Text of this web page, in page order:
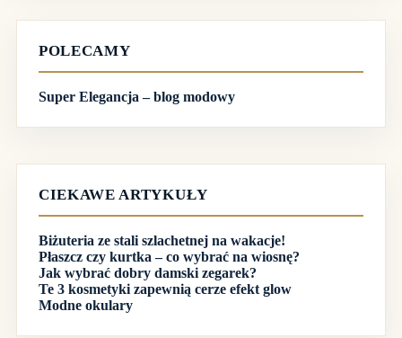
POLECAMY
Super Elegancja – blog modowy
CIEKAWE ARTYKUŁY
Biżuteria ze stali szlachetnej na wakacje!
Płaszcz czy kurtka – co wybrać na wiosnę?
Jak wybrać dobry damski zegarek?
Te 3 kosmetyki zapewnią cerze efekt glow
Modne okulary